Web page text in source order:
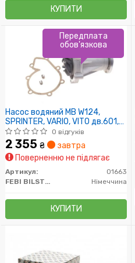
КУПИТИ
Насос водяний MB W124,
SPRINTER, VARIO, VITO дв.601,
602, 603 (89-06) (пр-во FEBI)
0 відгуків
2 355 ₴
завтра
Поверненню не підлягає
Артикул:
01663
FEBI BILSTEIN
Німеччина
КУПИТИ
Передплата
обов'язкова